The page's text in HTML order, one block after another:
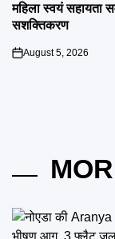
महिला स्वयं सहायता
सशक्तिकरण
on
August 5, 2026